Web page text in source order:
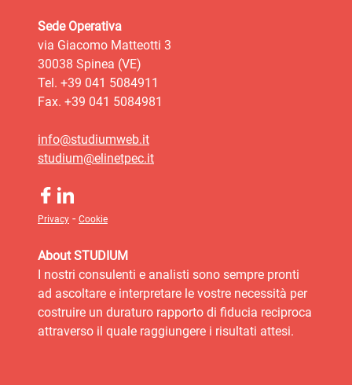
Sede Operativa
via Giacomo Matteotti 3
30038 Spinea (VE)
Tel. +39 041 5084911
Fax. +39 041 5084981
info@studiumweb.it
studium@elinetpec.it
Privacy - Cookie
About STUDIUM
I nostri consulenti e analisti sono sempre pronti
ad ascoltare e interpretare le vostre necessità per
costruire un duraturo rapporto di fiducia reciproca
attraverso il quale raggiungere i risultati attesi.